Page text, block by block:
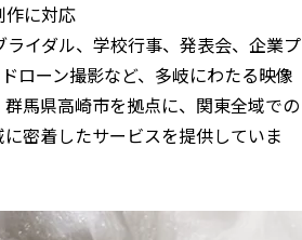
作に対応
イダル、学校行事、発表会、企業プ
ローン撮影など、多岐にわたる映像
馬県高崎市を拠点に、関東全域での
密着したサービスを提供していま